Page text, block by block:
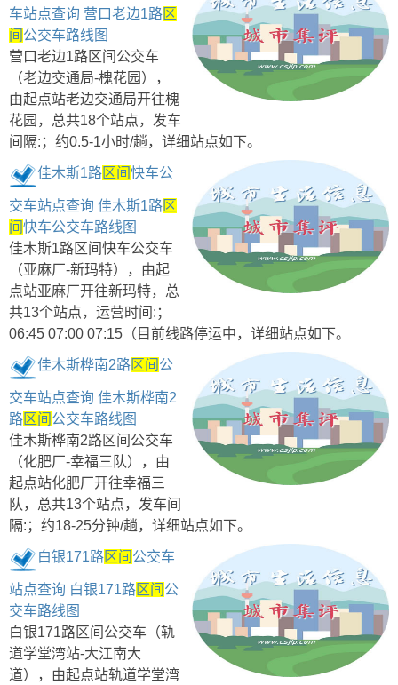
车站点查询 营口老边1路区
间 公交车路线图
营口老边1路区间公交车
（老边交通局-槐花园），
由起点站老边交通局开往槐
花园，总共18个站点，发车
间隔:；约0.5-1小时/趟，详细站点如下。
佳木斯1路区间快车公
交车站点查询 佳木斯1路区
间快车公交车路线图
佳木斯1路区间快车公交车
（亚麻厂-新玛特），由起
点站亚麻厂开往新玛特，总
共13个站点，运营时间:；
06:45 07:00 07:15（目前线路停运中，详细站点如下。
佳木斯桦南2路区间 公
交车站点查询 佳木斯桦南2
路区间 公交车路线图
佳木斯桦南2路区间公交车
（化肥厂-幸福三队），由
起点站化肥厂开往幸福三
队，总共13个站点，发车间
隔:；约18-25分钟/趟，详细站点如下。
白银171路区间 公交车
站点查询 白银171路区间 公
交车路线图
白银171路区间公交车（轨
道学堂湾站-大江南大
道），由起点站轨道学堂湾